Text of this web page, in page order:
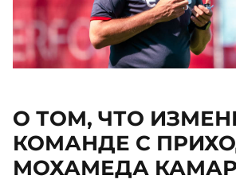
О ТОМ, ЧТО
КОМАНДЕ С
МОХАМЕДА